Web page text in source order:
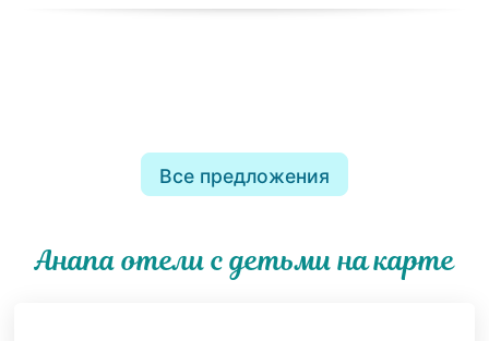
Все предложения
Анапа отели с детьми на карте